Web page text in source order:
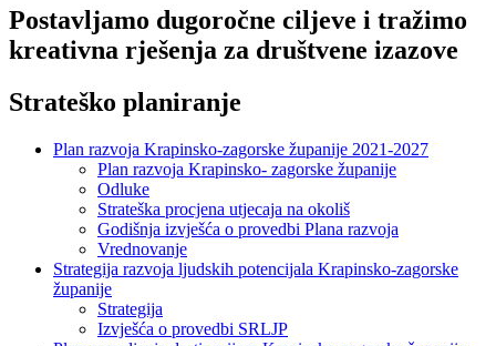
Postavljamo dugoročne ciljeve i tražimo
kreativna rješenja za društvene izazove
Strateško planiranje
Plan razvoja Krapinsko-zagorske županije 2021-2027
Plan razvoja Krapinsko- zagorske županije
Odluke
Strateška procjena utjecaja na okoliš
Godišnja izvješća o provedbi Plana razvoja
Vrednovanje
Strategija razvoja ljudskih potencijala Krapinsko-zagorske
županije
Strategija
Izvješća o provedbi SRLJP